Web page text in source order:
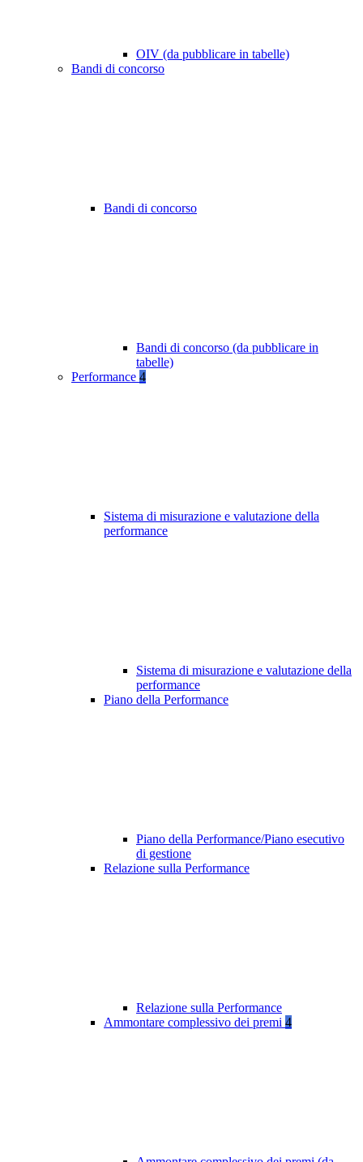
OIV (da pubblicare in tabelle)
Bandi di concorso
Bandi di concorso
Bandi di concorso (da pubblicare in
tabelle)
Performance 4
Sistema di misurazione e valutazione della
performance
Sistema di misurazione e valutazione della
performance
Piano della Performance
Piano della Performance/Piano esecutivo
di gestione
Relazione sulla Performance
Relazione sulla Performance
Ammontare complessivo dei premi 4